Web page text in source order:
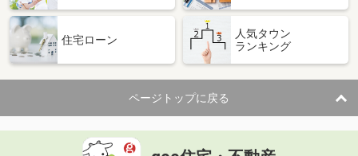
住宅ローン
人気タウン
ランキング
ページトップに戻る